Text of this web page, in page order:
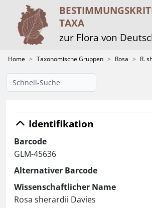
TAXA
zur Flora von
Home Taxonomische Gruppen Rosa R.
Identifikation
Barcode
GLM-45636
Alternativer Barcode
Wissenschaftlicher Name
Rosa sherardii Davies